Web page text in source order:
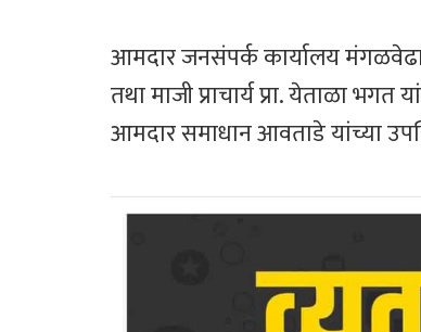
ok p
p
आमदार जनसंपर्क कार्यालय
तथा माजी प्राचार्य प्रा. येताळा
आमदार समाधान आवताडे यांच्या